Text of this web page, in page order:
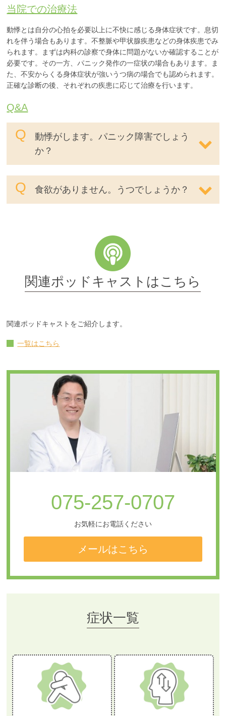
当院での治療法
動悸とは自分の心拍を必要以上に不快に感じる身体症状です。息切
れを伴う場合もあります。不整脈や甲状腺疾患などの身体疾患でみ
られます。まずは内科の診察で身体に問題がないか確認することが
必要です。その一方、パニック発作の一症状の場合もあります。ま
た、不安からくる身体症状が強いうつ病の場合でも認められます。
正確な診断の後、それぞれの疾患に応じて治療を行います。
Q&A
動悸がします。パニック障害でしょう
か？
食欲がありません。うつでしょうか？
関連ポッドキャストはこちら
関連ポッドキャストをご紹介します。
一覧はこちら
075-257-0707
お気軽にお電話ください
メールはこちら
症状一覧